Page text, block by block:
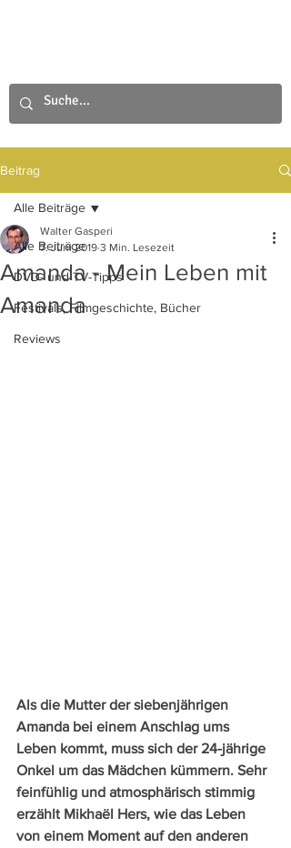
Beitrag
Alle Beiträge
DVD- und TV-Tipps
Festivals, Filmgeschichte, Bücher
Reviews
Alle Beiträge
Amanda - Mein Leben mit
Amanda
Walter Gasperi
7. Juni 2019 3 Min. Lesezeit
Als die Mutter der siebenjährigen
Amanda bei einem Anschlag ums
Leben kommt, muss sich der 24-jährige
Onkel um das Mädchen kümmern. Sehr
feinfühlig und atmosphärisch stimmig
erzählt Mikhaël Hers, wie das Leben
von einem Moment auf den anderen